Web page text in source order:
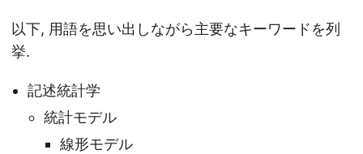
以下, 用語を思い出しながら主要なキーワードを列
挙.
記述統計学
統計モデル
線形モデル